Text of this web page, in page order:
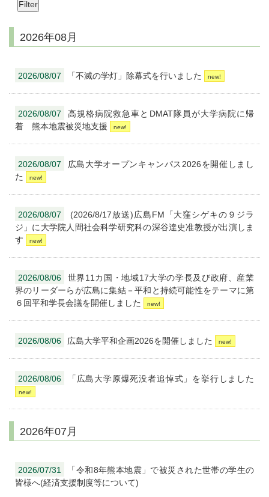
2026年08月
2026/08/07 「不滅の学灯」除幕式を行いました
2026/08/07
高規格病院救急車とDMAT隊員が大学病院に帰
着 熊本地震被災地支援
2026/08/07
広島大学オープンキャンパス2026を開催しまし
た
2026/08/07
(2026/8/17放送)広島FM「大窪シゲキの９ジラ
ジ」に大学院人間社会科学研究科の深谷達史准教授が出演しま
す
2026/08/06
世界11カ国・地域17大学の学長及び政府、産業
界のリーダーらが広島に集結－平和と持続可能性をテーマに第
６回平和学長会議を開催しました
2026/08/06 広島大学平和企画2026を開催しました
2026/08/06 「広島大学原爆死没者追悼式」を挙行しました
2026年07月
2026/07/31
「令和8年熊本地震」で被災された世帯の学生の
皆様へ(経済支援制度等について)